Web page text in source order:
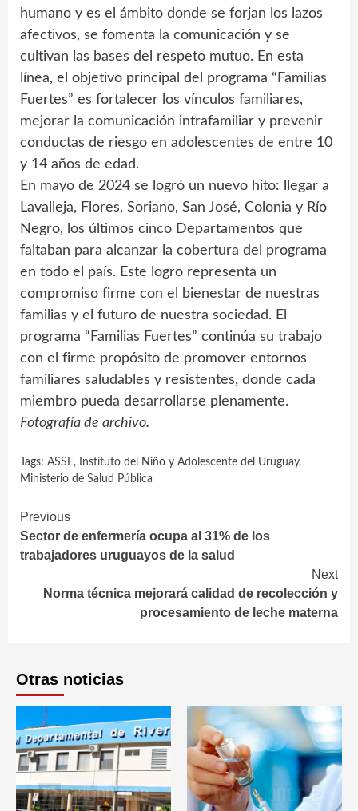
humano y es el ámbito donde se forjan los lazos
afectivos, se fomenta la comunicación y se
cultivan las bases del respeto mutuo. En esta
línea, el objetivo principal del programa “Familias
Fuertes” es fortalecer los vínculos familiares,
mejorar la comunicación intrafamiliar y prevenir
conductas de riesgo en adolescentes de entre 10
y 14 años de edad.
En mayo de 2024 se logró un nuevo hito: llegar a
Lavalleja, Flores, Soriano, San José, Colonia y Río
Negro, los últimos cinco Departamentos que
faltaban para alcanzar la cobertura del programa
en todo el país. Este logro representa un
compromiso firme con el bienestar de nuestras
familias y el futuro de nuestra sociedad. El
programa “Familias Fuertes” continúa su trabajo
con el firme propósito de promover entornos
familiares saludables y resistentes, donde cada
miembro pueda desarrollarse plenamente.
Fotografía de archivo.
Tags: ASSE, Instituto del Niño y Adolescente del Uruguay,
Ministerio de Salud Pública
Continue
Reading
Previous
Sector de enfermería ocupa al 31% de los
trabajadores uruguayos de la salud
Next
Norma técnica mejorará calidad de recolección y
procesamiento de leche materna
Otras noticias